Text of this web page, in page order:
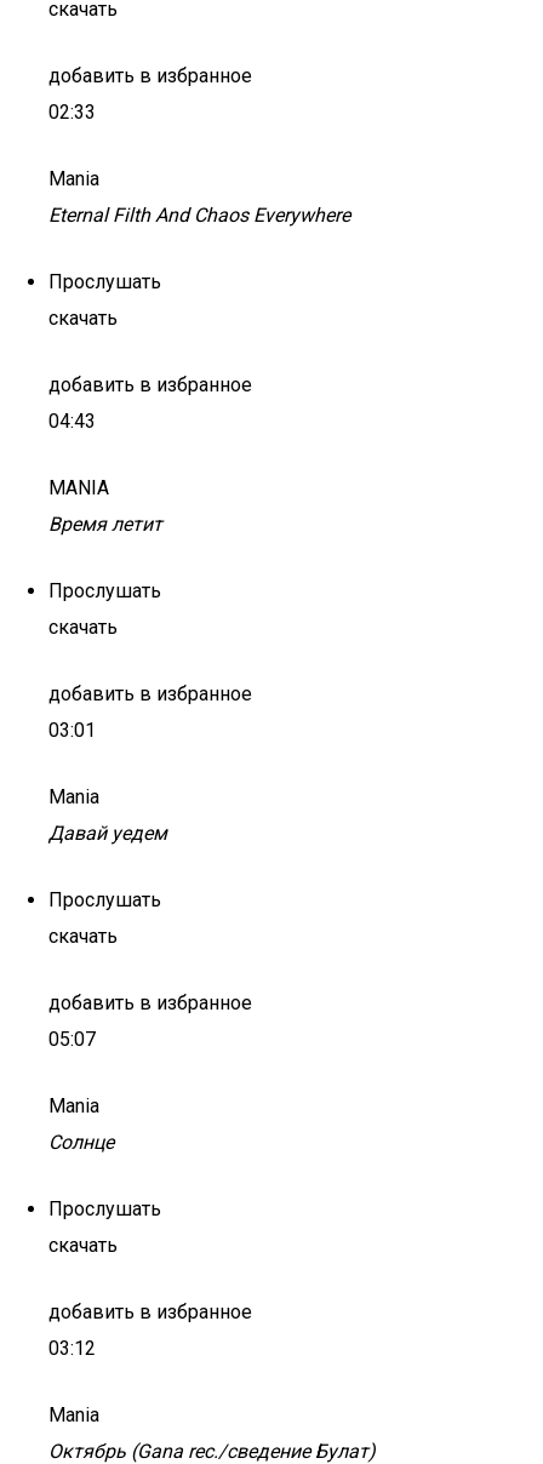
скачать
добавить в избранное
02:33
Mania
Eternal Filth And Chaos Everywhere
Прослушать
скачать
добавить в избранное
04:43
MANIA
Время летит
Прослушать
скачать
добавить в избранное
03:01
Mania
Давай уедем
Прослушать
скачать
добавить в избранное
05:07
Mania
Солнце
Прослушать
скачать
добавить в избранное
03:12
Mania
Октябрь (Gana rec./сведение Булат)